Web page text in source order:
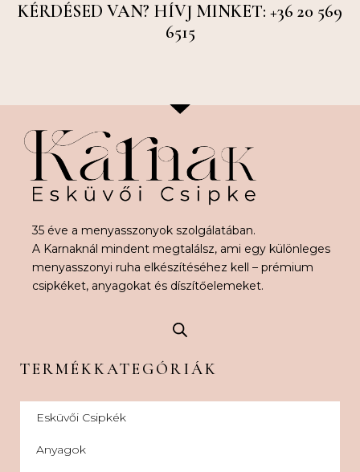
KÉRDÉSED VAN? HÍVJ MINKET: +36 20 569
6515
35 éve a menyasszonyok szolgálatában.
A Karnaknál mindent megtalálsz, ami egy különleges
menyasszonyi ruha elkészítéséhez kell – prémium
csipkéket, anyagokat és díszítőelemeket.
TERMÉKKATEGÓRIÁK
Esküvői Csipkék
Anyagok